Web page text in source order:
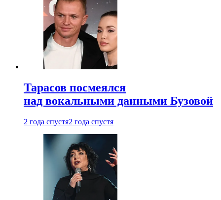
Тарасов посмеялся
над вокальными данными Бузовой
2 года спустя2 года спустя